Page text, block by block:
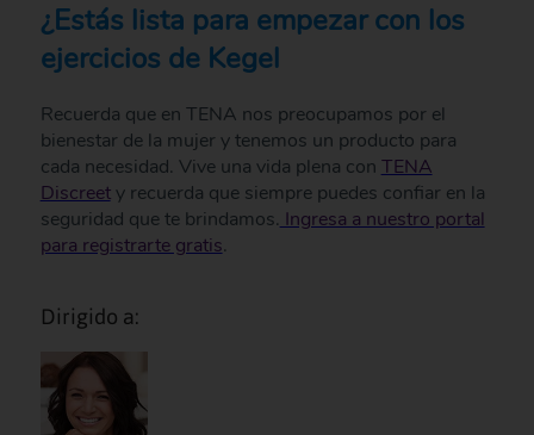
¿Estás lista para empezar con los
ejercicios de Kegel
Recuerda que en TENA nos preocupamos por el
bienestar de la mujer y tenemos un producto para
cada necesidad. Vive una vida plena con TENA
Discreety recuerda que siempre puedes confiar en la
seguridad que te brindamos. Ingresa a nuestro portal
para registrarte gratis.
Dirigido a: